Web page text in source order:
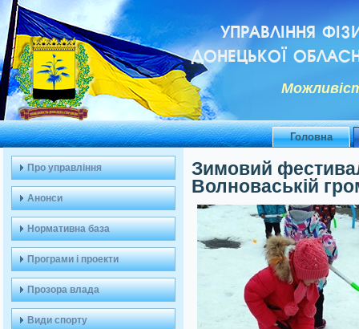
УПРАВЛІННЯ
ДОНЕЦЬКОЇ
Головна
Про управління
Анонси
Нормативна база
Програми і проекти
Прозора влада
Види спорту
Зимовий
Волноваській